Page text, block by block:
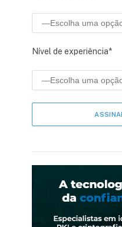
Nível de experiência*